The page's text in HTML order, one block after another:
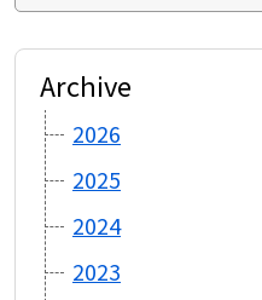
Archive
2026
2025
2024
2023